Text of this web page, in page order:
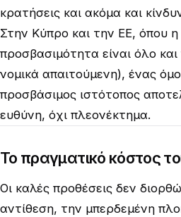
κρατήσεις και ακόμα και
Στην Κύπρο και την ΕΕ, όπου
προσβασιμότητα είναι όλο
νομικά απαιτούμενη), ένας
προσβάσιμος ιστότοπος
ευθύνη, όχι πλεονέκτημα.
Το πραγματικό κόστος
Οι καλές προθέσεις δεν
αντίθεση, την μπερδεμένη